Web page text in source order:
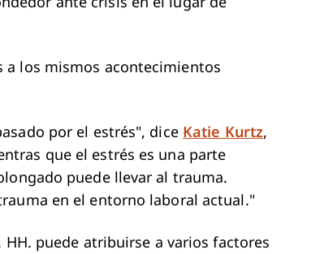
a los mismos acontecimientos
por el estrés", dice Katie Kurtz,
que el estrés es una parte
puede llevar al trauma.
en el entorno laboral actual."
puede atribuirse a varios factores